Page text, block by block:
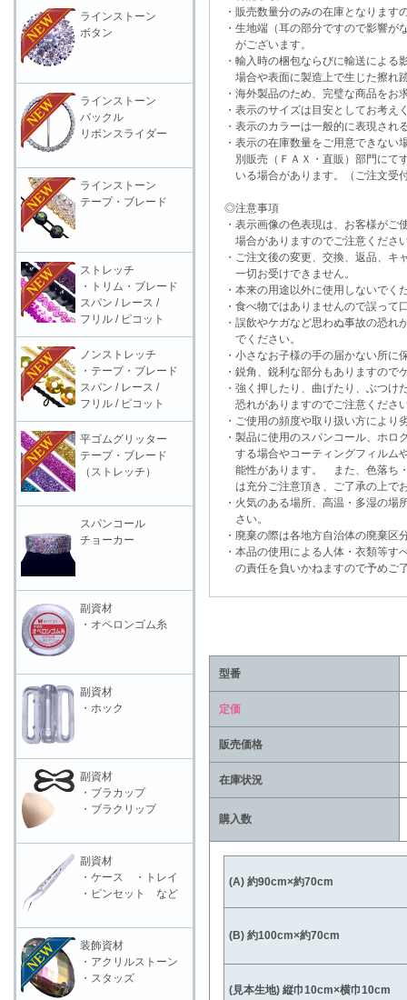
・販売数量分のみの在庫となります
・生地端（耳の部分ですので影響が
がございます。
・輸入時の梱包ならびに輸送による
場合や表面に製造上で生じた擦れ
・海外製品のため、完璧な商品をお
・表示のサイズは目安としてお考え
・表示のカラーは一般的に表現され
・表示の在庫数量をご用意できな
別販売（ＦＡＸ・直販）部門にて
いる場合があります。（ご注文受
◎注意事項
・表示画像の色表現は、お客様がご
場合がありますのでご注意くださ
・ご注文後の変更、交換、返品、キ
一切お受けできません。
・本来の用途以外に使用しないでく
・食べ物ではありませんので誤って
・誤飲やケガなど思わぬ事故の恐れ
でください。
・小さなお子様の手の届かない所に
・鋭角、鋭利な部分もありますので
・強く押したり、曲げたり、ぶつけ
恐れがありますのでご注意くださ
・ご使用の頻度や取り扱い方により
・製品に使用のスパンコール、ホロ
する場合やコーティングフィルム
能性があります。 また、色落ち・
は充分ご注意頂き、ご了承の上で
・火気のある場所、高温・多湿の場
さい。
・廃棄の際は各地方自治体の廃棄区
・本品の使用による人体・衣類等す
の責任を負いかねますので予めご
型番
定価
販売価格
在庫状況
購入数
(A) 約90cm×約70cm
(B) 約100cm×約70cm
(見本生地) 縦巾10cm×横巾10cm
ラインストーン
ボタン
ラインストーン
バックル
リボンスライダー
ラインストーン
テープ・ブレード
ストレッチ
・トリム・ブレード
スパン / レース /
フリル / ピコット
ノンストレッチ
・テープ・ブレード
スパン / レース /
フリル / ピコット
平ゴムグリッター
テープ・ブレード
（ストレッチ）
スパンコール
チョーカー
副資材
・オペロンゴム糸
副資材
・ホック
副資材
・ブラカップ
・ブラクリップ
副資材
・ケース ・トレイ
・ピンセット など
装飾資材
・アクリルストーン
・スタッズ